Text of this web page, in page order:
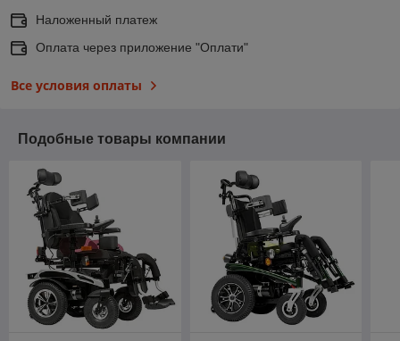
Наложенный платеж
Оплата через приложение "Оплати"
Все условия оплаты
Подобные товары компании